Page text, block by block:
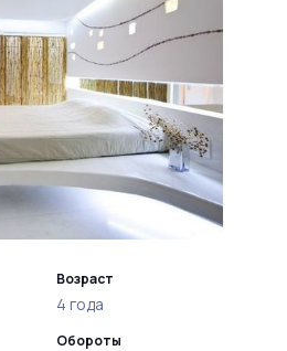
Возраст
4 года
Обороты